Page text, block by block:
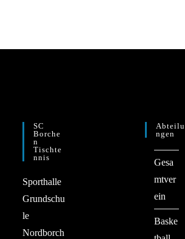
SC
Borche
N
Tischte
Nnis
Sporthalle
Grundschu
le
Nordborch
Abteilu
Ngen
Gesa
mtver
ein
Baske